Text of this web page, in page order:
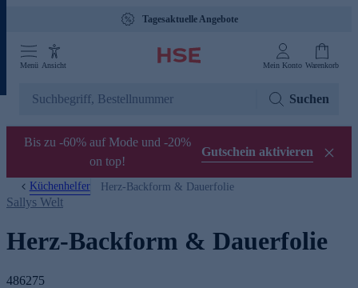
Tagesaktuelle Angebote
Menü Ansicht Mein Konto Warenkorb
Suchen
Bis zu -60% auf Mode und -20%
on top!
Gutschein aktivieren
Küchenhelfer Herz-Backform & Dauerfolie
Sallys Welt
Herz-Backform & Dauerfolie
486275